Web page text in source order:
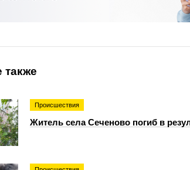
также
Происшествия
Житель села Сеченово погиб в